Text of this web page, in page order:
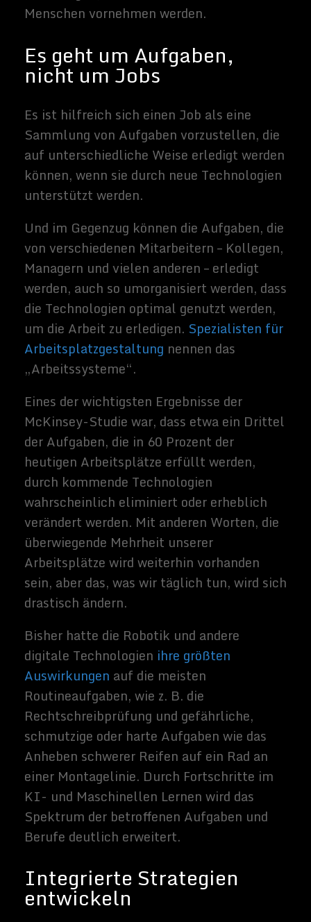
wie sich zukünftige Technologien auf die
Und diese Strategie beginnt damit, die
Probleme zu definieren, die die Menschen
mit neuen Technologien lösen wollen. Wir
überlassen.
Glücklicherweise erkenneneinige
Ingenieureund KI-Experten
, dass die
Endanwender einer neuen Technologie eine
zentrale Rolle bei der Steuerung ihres
Designs spielen müssen, um zu
versuchen.
Der zweite Schritt besteht darin,
parallel zu den Arbeitssystemen, mit denen
sie gekoppelt werden, entwickelt werden.
Ein so genannter Simultandesignprozess
führt zu besseren Ergebnissen für
Unternehmen und Mitarbeiter im Vergleich
zu einer heute üblichen sequentiellen
Strategie, bei der eine Technologie
entworfen wird und erst später die
berücksichtigt werden.
Ein hervorragendes Beispiel für simultanes
Design ist dieEinführung der Robotik in
den 1980er Jahre durch Toyota
Gegensatz zu den Konkurrenten von
Toyota, wie z.B. General Motors, die einer
sequentiellen Strategie folgten, hat der
japanische Autohersteller gleichzeitig
seine Arbeitssysteme neu gestaltet,
wodurch er das Beste aus den neuen
Technologien und seinen Mitarbeitern
herausholen konnte. Toyota warb vor allem
darum, dass Toyota Ideen zur Verbesserung
der Arbeitsabläufe direkt von den
Arbeitnehmern erhielt.
Damit erreichte Toyota eine höhere
Produktivität und Qualitätin den Werken
als sein Konkurrent GM, der viel in die
autonome Automatisierung investierte,
bevor er anfing, die Arbeitssysteme zu
ändern.
Ähnlich entwickelten sich Unternehmen,
die ihre Arbeitssysteme in den 1990er
Jahren in Verbindung mit Investitionen in
die IT optimiert haben , besser als
Unternehmen, die dies nicht taten. Und
Unternehmen aus dem Gesundheitswesen
lernten die gleiche Lektion, wie sie
elektronische medizinische
Aufzeichnungen in den letzten zehn Jahren
Jedes Beispiel zeigt, dass die Einführung
einer neuen Technologie mehr als nur